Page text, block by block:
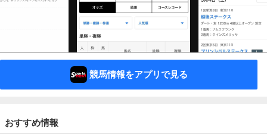
競馬情報をアプリで見る
おすすめ情報